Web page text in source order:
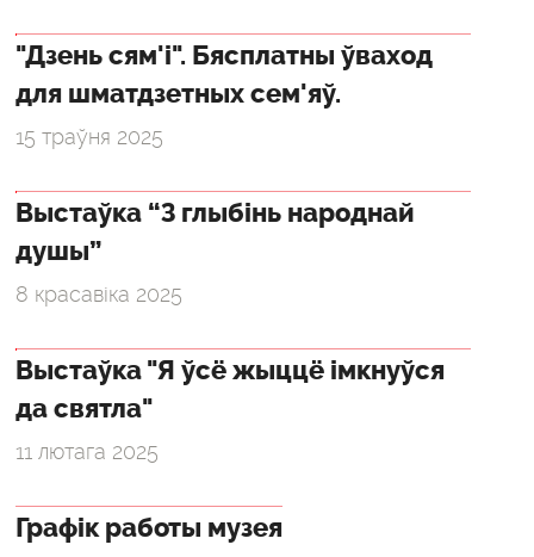
"Дзень сям'і". Бясплатны ўваход
для шматдзетных сем'яў.
15 траўня 2025
Выстаўка “З глыбінь народнай
душы”
8 красавіка 2025
Выстаўка "Я ўсё жыццё імкнуўся
да святла"
11 лютага 2025
Графік работы музея